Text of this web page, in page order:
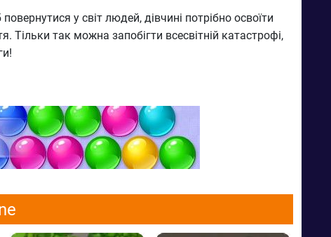
у світ людей, дівчині потрібно освоїти
Тільки так можна запобігти всесвітній катастрофі,